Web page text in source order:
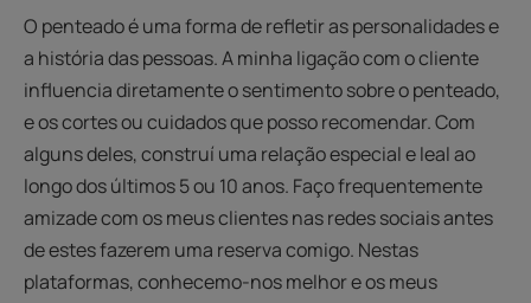
O penteado é uma forma de refletir as personalidades e
a história das pessoas. A minha ligação com o cliente
influencia diretamente o sentimento sobre o penteado,
e os cortes ou cuidados que posso recomendar. Com
alguns deles, construí uma relação especial e leal ao
longo dos últimos 5 ou 10 anos. Faço frequentemente
amizade com os meus clientes nas redes sociais antes
de estes fazerem uma reserva comigo. Nestas
plataformas, conhecemo-nos melhor e os meus